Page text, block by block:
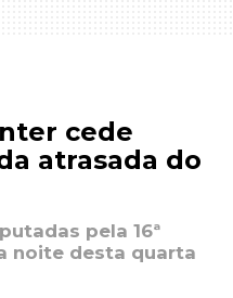
cede
atrasada do
pela 16ª
noite desta quarta